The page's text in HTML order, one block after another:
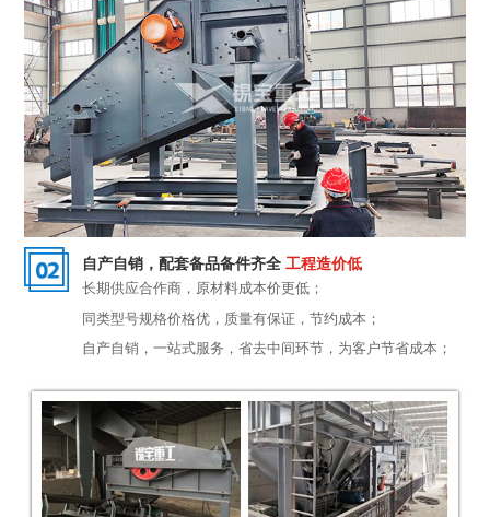
自产自销，配套备品备件齐全 工程造价低
长期供应合作商，原材料成本价更低；
同类型号规格价格优，质量有保证，节约成本；
自产自销，一站式服务，省去中间环节，为客户节省成本；